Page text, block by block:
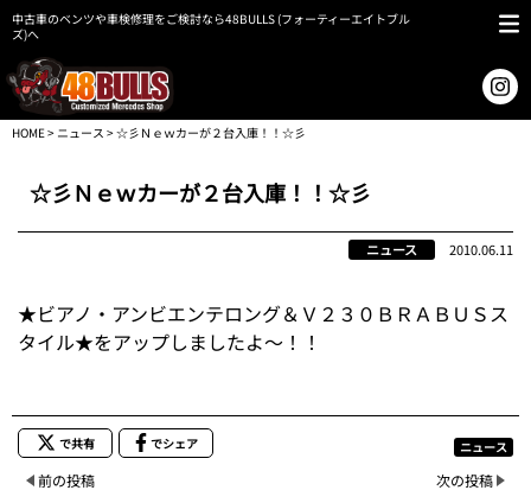
中古車のベンツや車検修理をご検討なら48BULLS (フォーティーエイトブル
ズ)へ
HOME> ニュース > ☆彡Ｎｅｗカーが２台入庫！！☆彡
☆彡Ｎｅｗカーが２台入庫！！☆彡
ニュース 2010.06.11
★ビアノ・アンビエンテロング＆Ｖ２３０ＢＲＡＢＵＳス
タイル★をアップしましたよ～！！
で共有 でシェア ニュース
前の投稿 次の投稿